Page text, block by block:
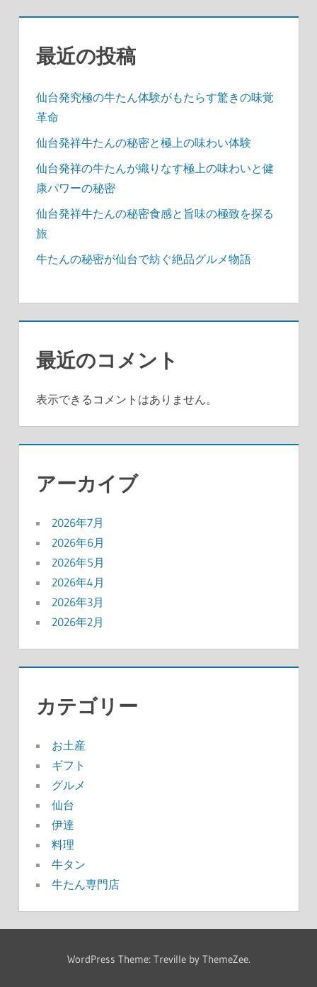
最近の投稿
仙台発究極の牛たん体験がもたらす驚きの味覚
革命
仙台発祥牛たんの秘密と極上の味わい体験
仙台発祥の牛たんが織りなす極上の味わいと健
康パワーの秘密
仙台発祥牛たんの秘密食感と旨味の極致を探る
旅
牛たんの秘密が仙台で紡ぐ絶品グルメ物語
最近のコメント
表示できるコメントはありません。
アーカイブ
2026年7月
2026年6月
2026年5月
2026年4月
2026年3月
2026年2月
カテゴリー
お土産
ギフト
グルメ
仙台
伊達
料理
牛タン
牛たん専門店
WordPress Theme: Treville by ThemeZee.